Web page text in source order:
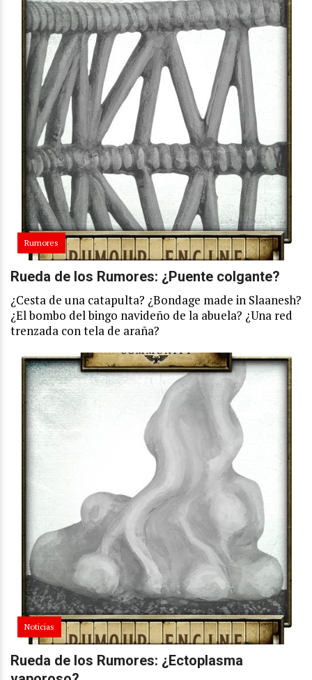
Rumores
Rueda de los Rumores: ¿Puente colgante?
¿Cesta de una catapulta? ¿Bondage made in Slaanesh?
¿El bombo del bingo navideño de la abuela? ¿Una red
trenzada con tela de araña?
Noticias
Rueda de los Rumores: ¿Ectoplasma